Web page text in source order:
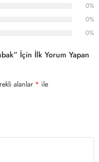
0%
0%
0%
İçin İlk Yorum Yapan
alanlar * ile